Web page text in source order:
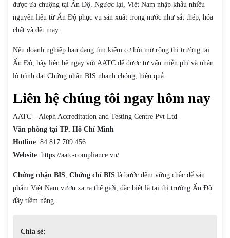
được ưa chuộng tại Ấn Độ. Ngược lại, Việt Nam nhập khẩu nhiều
nguyên liệu từ Ấn Độ phục vụ sản xuất trong nước như sắt thép, hóa
chất và dệt may.
Nếu doanh nghiệp bạn đang tìm kiếm cơ hội mở rộng thị trường tại
Ấn Độ, hãy liên hệ ngay với AATC để được tư vấn miễn phí và nhận
lộ trình đạt Chứng nhận BIS nhanh chóng, hiệu quả.
Liên hệ chúng tôi ngay hôm nay
AATC – Aleph Accreditation and Testing Centre Pvt Ltd
Văn phòng tại TP. Hồ Chí Minh
Hotline: 84 817 709 456
Website: https://aatc-compliance.vn/
Chứng nhận BIS, Chứng chỉ BIS là bước đệm vững chắc để sản
phẩm Việt Nam vươn xa ra thế giới, đặc biệt là tại thị trường Ấn Độ
đầy tiềm năng.
Chia sẻ: